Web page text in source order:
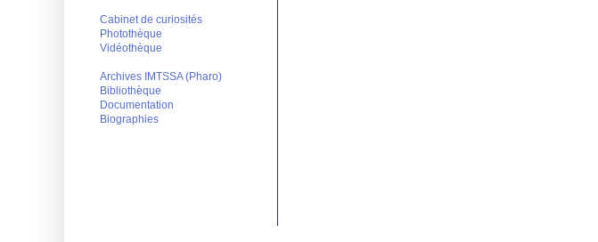
Cabinet de curiosités
Photothèque
Vidéothèque
Archives IMTSSA (Pharo)
Bibliothèque
Documentation
Biographies